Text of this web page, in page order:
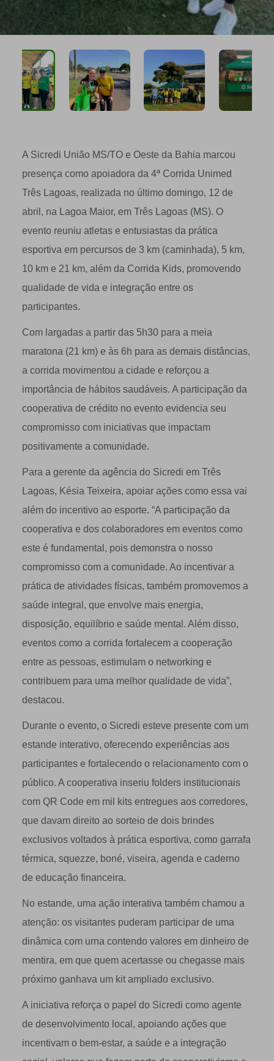
A Sicredi União MS/TO e Oeste da Bahia marcou
presença como apoiadora da 4ª Corrida Unimed
Três Lagoas, realizada no último domingo, 12 de
abril, na Lagoa Maior, em Três Lagoas (MS). O
evento reuniu atletas e entusiastas da prática
esportiva em percursos de 3 km (caminhada), 5 km,
10 km e 21 km, além da Corrida Kids, promovendo
qualidade de vida e integração entre os
participantes.
Com largadas a partir das 5h30 para a meia
maratona (21 km) e às 6h para as demais distâncias,
a corrida movimentou a cidade e reforçou a
importância de hábitos saudáveis. A participação da
cooperativa de crédito no evento evidencia seu
compromisso com iniciativas que impactam
positivamente a comunidade.
Para a gerente da agência do Sicredi em Três
Lagoas, Késia Teixeira, apoiar ações como essa vai
além do incentivo ao esporte. “A participação da
cooperativa e dos colaboradores em eventos como
este é fundamental, pois demonstra o nosso
compromisso com a comunidade. Ao incentivar a
prática de atividades físicas, também promovemos a
saúde integral, que envolve mais energia,
disposição, equilíbrio e saúde mental. Além disso,
eventos como a corrida fortalecem a cooperação
entre as pessoas, estimulam o networking e
contribuem para uma melhor qualidade de vida”,
destacou.
Durante o evento, o Sicredi esteve presente com um
estande interativo, oferecendo experiências aos
participantes e fortalecendo o relacionamento com o
público. A cooperativa inseriu folders institucionais
com QR Code em mil kits entregues aos corredores,
que davam direito ao sorteio de dois brindes
exclusivos voltados à prática esportiva, como garrafa
térmica, squezze, boné, viseira, agenda e caderno
de educação financeira.
No estande, uma ação interativa também chamou a
atenção: os visitantes puderam participar de uma
dinâmica com urna contendo valores em dinheiro de
mentira, em que quem acertasse ou chegasse mais
próximo ganhava um kit ampliado exclusivo.
A iniciativa reforça o papel do Sicredi como agente
de desenvolvimento local, apoiando ações que
incentivam o bem-estar, a saúde e a integração